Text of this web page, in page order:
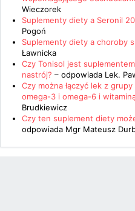
Wieczorek
Suplementy diety a Seronil
Pogoń
Suplementy diety a choroby
Ławnicka
Czy Tonisol jest
nastrój? – odpowiada Lek.
Czy można łączyć lek z
omega-3 i omega-6 i
Brudkiewicz
Czy ten suplement diety
odpowiada Mgr Mateusz